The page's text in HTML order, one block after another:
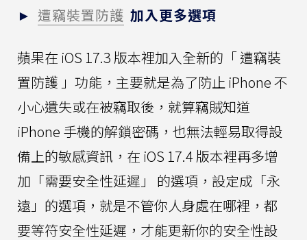
► 遭竊裝置防護 加入更多選項
蘋果在 iOS 17.3 版本裡加入全新的「 遭竊裝
置防護 」功能，主要就是為了防止 iPhone 不
小心遺失或在被竊取後，就算竊賊知道
iPhone 手機的解鎖密碼，也無法輕易取得設
備上的敏感資訊，在 iOS 17.4 版本裡再多增
加「需要安全性延遲」 的選項，設定成「永
遠」的選項，就是不管你人身處在哪裡，都
要等符安全性延遲，才能更新你的安全性設